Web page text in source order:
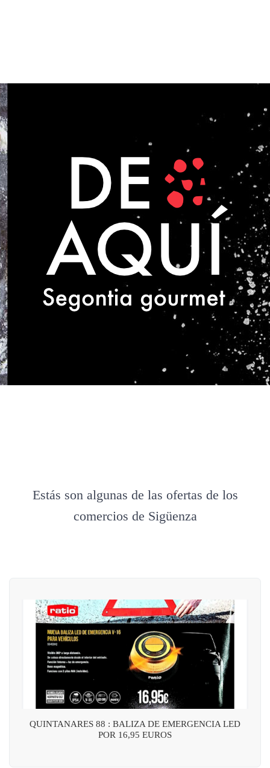
Estás son algunas de las ofertas de los
comercios de Sigüenza
QUINTANARES 88 : BALIZA DE EMERGENCIA LED
POR 16,95 EUROS